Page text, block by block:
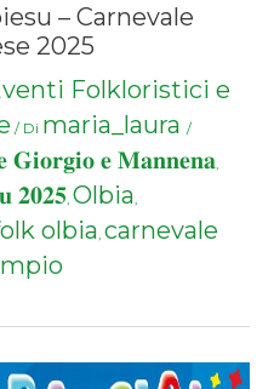
– Carnevale
2025
Folkloristici e
/ Di maria_laura /
𝐆𝐢𝐨𝐫𝐠𝐢𝐨 𝐞 𝐌𝐚𝐧𝐧𝐞𝐧𝐚,
𝟐𝟎𝟐𝟓, Olbia,
olbia, carnevale